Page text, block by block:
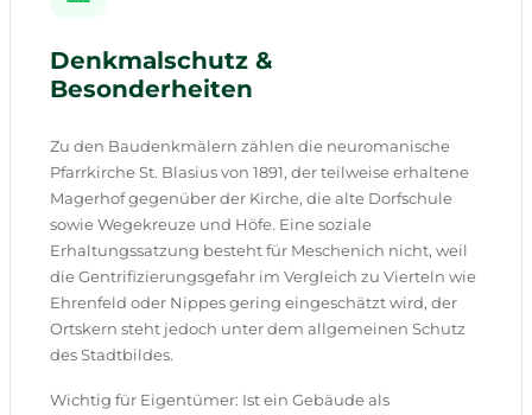
Denkmalschutz &
Besonderheiten
Zu den Baudenkmälern zählen die neuromanische
Pfarrkirche St. Blasius von 1891, der teilweise erhaltene
Magerhof gegenüber der Kirche, die alte Dorfschule
sowie Wegekreuze und Höfe. Eine soziale
Erhaltungssatzung besteht für Meschenich nicht, weil
die Gentrifizierungsgefahr im Vergleich zu Vierteln wie
Ehrenfeld oder Nippes gering eingeschätzt wird, der
Ortskern steht jedoch unter dem allgemeinen Schutz
des Stadtbildes.
Wichtig für Eigentümer: Ist ein Gebäude als